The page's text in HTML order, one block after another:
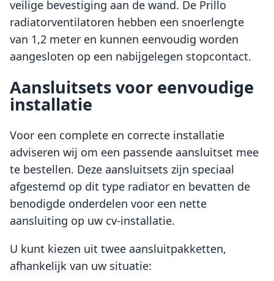
veilige bevestiging aan de wand. De Prillo
radiatorventilatoren hebben een snoerlengte
van 1,2 meter en kunnen eenvoudig worden
aangesloten op een nabijgelegen stopcontact.
Aansluitsets voor eenvoudige
installatie
Voor een complete en correcte installatie
adviseren wij om een passende aansluitset mee
te bestellen. Deze aansluitsets zijn speciaal
afgestemd op dit type radiator en bevatten de
benodigde onderdelen voor een nette
aansluiting op uw cv-installatie.
U kunt kiezen uit twee aansluitpakketten,
afhankelijk van uw situatie: